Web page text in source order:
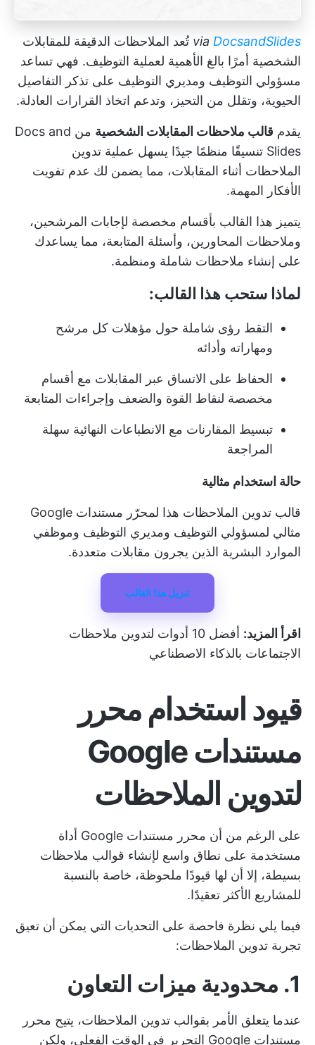
via DocsandSlides
تُعد الملاحظات الدقيقة للمقابلات
الشخصية أمرًا بالغ الأهمية لعملية التوظيف. فهي تساعد
مسؤولي التوظيف ومديري التوظيف على تذكر التفاصيل
الحيوية، وتقلل من التحيز، وتدعم اتخاذ القرارات العادلة.
يقدم قالب ملاحظات المقابلات الشخصية
من Docs and
Slides تنسيقًا منظمًا جيدًا يسهل عملية تدوين
الملاحظات أثناء المقابلات، مما يضمن لك عدم تفويت
الأفكار المهمة.
يتميز هذا القالب بأقسام مخصصة لإجابات المرشحين،
وملاحظات المحاورين، وأسئلة المتابعة، مما يساعدك
على إنشاء ملاحظات شاملة ومنظمة.
لماذا ستحب هذا القالب:
التقط رؤى شاملة حول مؤهلات كل مرشح
ومهاراته وأدائه
الحفاظ على الاتساق عبر المقابلات مع أقسام
مخصصة لنقاط القوة والضعف وإجراءات المتابعة
تبسيط المقارنات مع الانطباعات النهائية سهلة
المراجعة
حالة استخدام مثالية
قالب تدوين الملاحظات هذا لمحرّر مستندات Google
مثالي لمسؤولي التوظيف ومديري التوظيف وموظفي
الموارد البشرية الذين يجرون مقابلات متعددة.
تنزيل هذا القالب
اقرأ المزيد:
أفضل 10 أدوات لتدوين ملاحظات
الاجتماعات بالذكاء الاصطناعي
قيود استخدام محرر
مستندات Google
لتدوين الملاحظات
على الرغم من أن محرر مستندات Google أداة
مستخدمة على نطاق واسع لإنشاء قوالب ملاحظات
بسيطة، إلا أن لها قيودًا ملحوظة، خاصة بالنسبة
للمشاريع الأكثر تعقيدًا.
فيما يلي نظرة فاحصة على التحديات التي يمكن أن تعيق
تجربة تدوين الملاحظات:
1. محدودية ميزات التعاون
عندما يتعلق الأمر بقوالب تدوين الملاحظات، يتيح محرر
مستندات Google التحرير في الوقت الفعلي، ولكن